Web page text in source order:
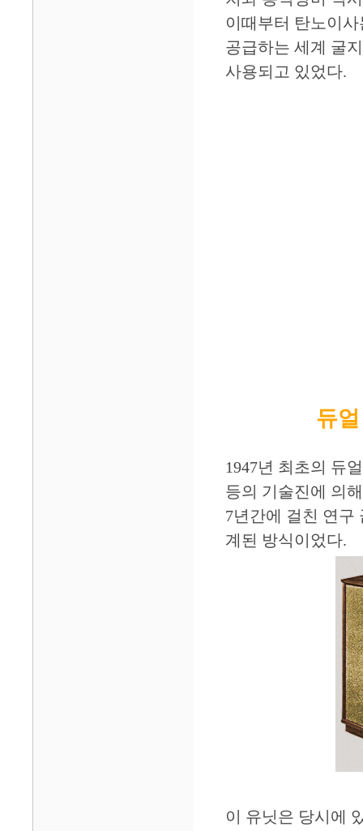
이때부터 탄노이
공급하는 세계 굴
사용되고 있었다.
듀
1947년 최초의 듀
등의 기술진에 의
7년간에 걸친 연구
계된 방식이었다.
이 유닛은 당시에